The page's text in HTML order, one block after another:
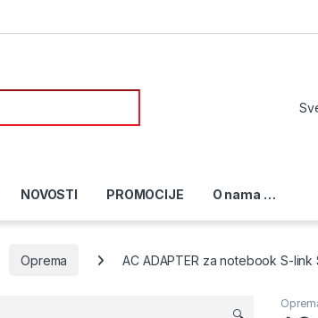
NOVOSTI PROMOCIJE O nama …
Oprema AC ADAPTER za notebook S-